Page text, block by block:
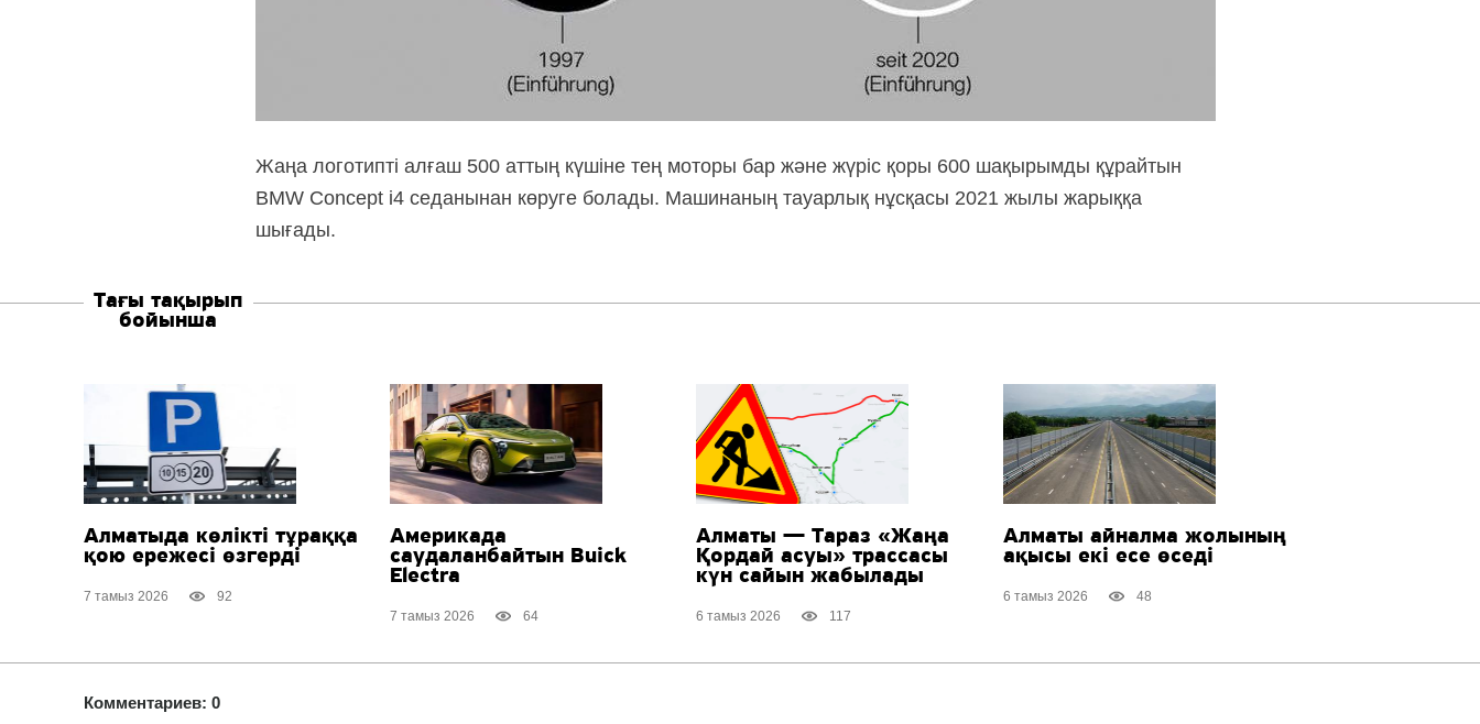
Жаңа логотипті алғаш 500 аттың күшіне тең моторы бар және жүріс қоры 600 шақырымды құрайтын
BMW Concept i4 седанынан көруге болады. Машинаның тауарлық нұсқасы 2021 жылы жарыққа
шығады.
Тағы тақырып
бойынша
Алматыда көлікті тұраққа
қою ережесі өзгерді
7 тамыз 2026 92
Америкада
саудаланбайтын Buick
Electra
7 тамыз 2026 64
Алматы — Тараз «Жаңа
Қордай асуы» трассасы
күн сайын жабылады
6 тамыз 2026 117
Алматы айналма жолының
ақысы екі есе өседі
6 тамыз 2026 48
Комментариев: 0